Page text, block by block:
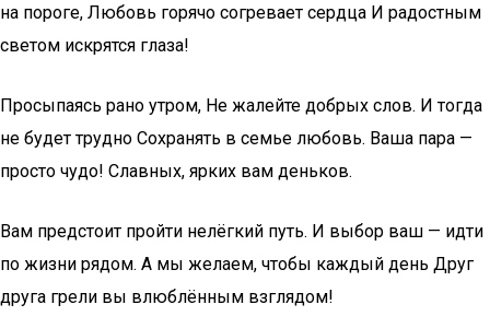
на пороге, Любовь горячо согревает сердца И радостным
светом искрятся глаза!
Просыпаясь рано утром, Не жалейте добрых слов. И тогда
не будет трудно Сохранять в семье любовь. Ваша пара —
просто чудо! Славных, ярких вам деньков.
Вам предстоит пройти нелёгкий путь. И выбор ваш — идти
по жизни рядом. А мы желаем, чтобы каждый день Друг
друга грели вы влюблённым взглядом!